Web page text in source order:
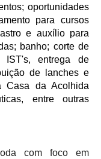
oportunidades
para cursos
e auxílio para
banho; corte de
IST's, entrega de
de lanches e
Casa da Acolhida
entre outras
com foco em